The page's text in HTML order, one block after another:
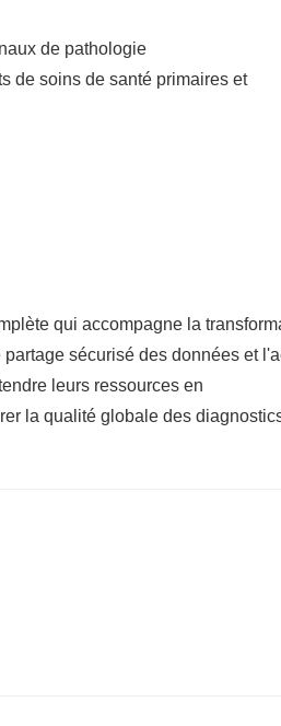
de pathologie
de soins de santé primaires et
qui accompagne la
sécurisé des données et
leurs ressources en
la qualité globale des